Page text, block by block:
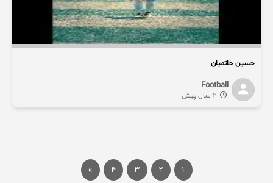
حسین حاتمیان
Football
1
2
3
4
»